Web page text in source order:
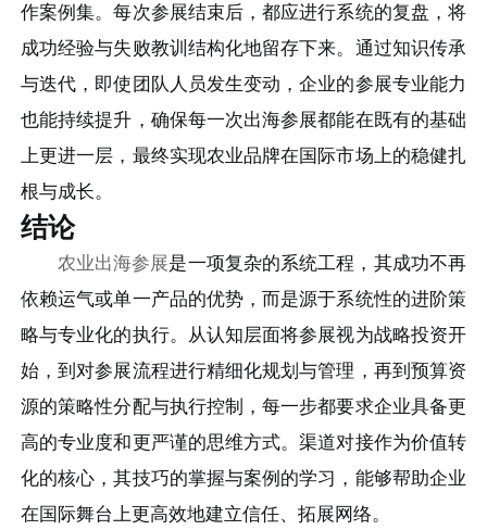
作案例集。每次参展结束后，都应进行系统的复盘，将
成功经验与失败教训结构化地留存下来。通过知识传承
与迭代，即使团队人员发生变动，企业的参展专业能力
也能持续提升，确保每一次出海参展都能在既有的基础
上更进一层，最终实现农业品牌在国际市场上的稳健扎
根与成长。
结论
农业出海参展是一项复杂的系统工程，其成功不再
依赖运气或单一产品的优势，而是源于系统性的进阶策
略与专业化的执行。从认知层面将参展视为战略投资开
始，到对参展流程进行精细化规划与管理，再到预算资
源的策略性分配与执行控制，每一步都要求企业具备更
高的专业度和更严谨的思维方式。渠道对接作为价值转
化的核心，其技巧的掌握与案例的学习，能够帮助企业
在国际舞台上更高效地建立信任、拓展网络。